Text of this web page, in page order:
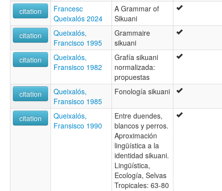
citation
Francesc
Queixalós 2024
A Grammar of
Sikuani
citation
Queixalós,
Francisco 1995
Grammaire
sikuani
citation
Queixalós,
Fransisco 1982
Grafía sikuani
normalizada:
propuestas
citation
Queixalós,
Fransisco 1985
Fonología sikuani
citation
Queixalós,
Fransisco 1990
Entre duendes,
blancos y perros.
Aproximación
lingüística a la
identidad sikuani.
Lingüística,
Ecología, Selvas
Tropicales: 63-80